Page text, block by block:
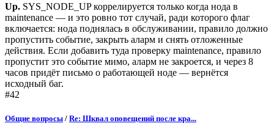
Up. SYS_NODE_UP коррелируется только когда нода в
maintenance — и это ровно тот случай, ради которого флаг
включается: нода поднялась в обслуживании, правило должно
пропустить событие, закрыть аларм и снять отложенные
действия. Если добавить туда проверку maintenance, правило
пропустит это событие мимо, аларм не закроется, и через 8
часов придёт письмо о работающей ноде — вернётся
исходный баг.
#42
Общие вопросы / Re: Шквал оповещений после кра...